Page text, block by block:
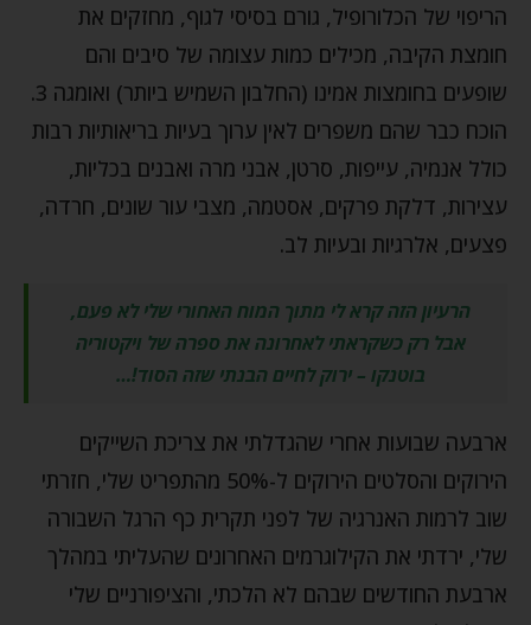
הריפוי של הכלורופיל, גורם בסיסי לגוף, מחזקים את
חומצת הקיבה, מכילים כמות עצומה של סיבים והם
שופעים בחומצות אמינו (החלבון השמיש ביותר) ואומגה 3.
הוכח כבר שהם משפרים לאין ערוך בעיות בריאותיות רבות
כולל אנמיה, עייפות, סרטן, אבני מרה ואבנים בכליות,
עצירות, דלקת פרקים, אסטמה, מצבי עור שונים, חרדה,
פצעים, אלרגיות ובעיות לב.
הרעיון הזה קרא לי מתוך המוח האחורי שלי לא פעם,
אבל רק כשקראתי לאחרונה את ספרה של ויקטוריה
בוטנקו – ירוק לחיים הבנתי שזה הסוד!…
ארבעה שבועות אחרי שהגדלתי את צריכת השייקים
הירוקים והסלטים הירוקים ל-50% מהתפריט שלי, חזרתי
שוב לרמות האנרגיה של לפני תקרית כף הרגל השבורה
שלי, ירדתי את הקילוגרמים האחרונים שהעליתי במהלך
ארבעת החודשים שבהם לא הלכתי, והציפורניים שלי